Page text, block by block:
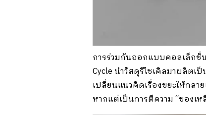
การร่วมกันออกแบบคอลเล็กชั่น
Cycle นำวัสดุรีไซเคิลมาผลิตเ
เปลี่ยนแนวคิดเรื่องขยะให้กลา
หากแต่เป็นการตีความ “ของเ